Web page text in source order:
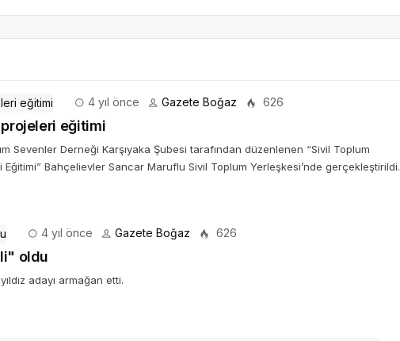
4 yıl önce Gazete Boğaz 626
projeleri eğitimi
Sevenler Derneği Karşıyaka Şubesi tarafından düzenlenen “Sivil Toplum
Eğitimi” Bahçelievler Sancar Maruflu Sivil Toplum Yerleşkesi’nde gerçekleştirildi.
4 yıl önce Gazete Boğaz 626
oldu
adayı armağan etti.